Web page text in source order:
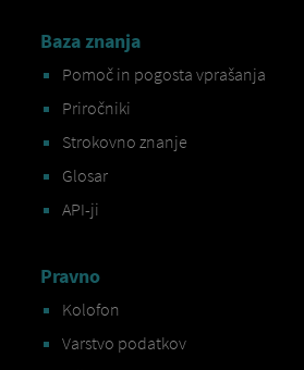
Baza znanja
Pomoč in pogosta vprašanja
Priročniki
Strokovno znanje
Glosar
API-ji
Pravno
Kolofon
Varstvo podatkov